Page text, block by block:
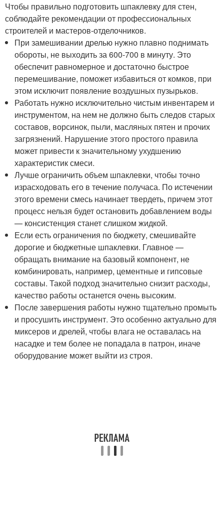
Чтобы правильно подготовить шпаклевку для стен,
соблюдайте рекомендации от профессиональных
строителей и мастеров-отделочников.
При замешивании дрелью нужно плавно поднимать
обороты, не выходить за 600-700 в минуту. Это
обеспечит равномерное и достаточно быстрое
перемешивание, поможет избавиться от комков, при
этом исключит появление воздушных пузырьков.
Работать нужно исключительно чистым инвентарем и
инструментом, на нем не должно быть следов старых
составов, ворсинок, пыли, масляных пятен и прочих
загрязнений. Нарушение этого простого правила
может привести к значительному ухудшению
характеристик смеси.
Лучше ограничить объем шпаклевки, чтобы точно
израсходовать его в течение получаса. По истечении
этого времени смесь начинает твердеть, причем этот
процесс нельзя будет остановить добавлением воды
— консистенция станет слишком жидкой.
Если есть ограничения по бюджету, смешивайте
дорогие и бюджетные шпаклевки. Главное —
обращать внимание на базовый компонент, не
комбинировать, например, цементные и гипсовые
составы. Такой подход значительно снизит расходы,
качество работы останется очень высоким.
После завершения работы нужно тщательно промыть
и просушить инструмент. Это особенно актуально для
миксеров и дрелей, чтобы влага не оставалась на
насадке и тем более не попадала в патрон, иначе
оборудование может выйти из строя.